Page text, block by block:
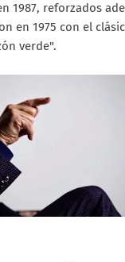
1987, reforzados
en 1975 con el
verde".